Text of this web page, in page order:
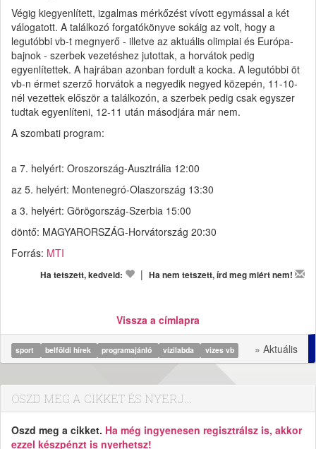
Végig kiegyenlített, izgalmas mérkőzést vívott egymással a két
válogatott. A találkozó forgatókönyve sokáig az volt, hogy a
legutóbbi vb-t megnyerő - illetve az aktuális olimpiai és Európa-
bajnok - szerbek vezetéshez jutottak, a horvátok pedig
egyenlítettek. A hajrában azonban fordult a kocka. A legutóbbi öt
vb-n érmet szerző horvátok a negyedik negyed közepén, 11-10-
nél vezettek először a találkozón, a szerbek pedig csak egyszer
tudtak egyenlíteni, 12-11 után másodjára már nem.
A szombati program:
a 7. helyért: Oroszország-Ausztrália 12:00
az 5. helyért: Montenegró-Olaszország 13:30
a 3. helyért: Görögország-Szerbia 15:00
döntő: MAGYARORSZÁG-Horvátország 20:30
Forrás: MTI
Ha tetszett, kedveld: | Ha nem tetszett, írd meg miért nem!
Vissza a címlapra
sport belföldi hírek programajánló vízilabda vizes vb » Aktuális
OSZD MEG A CIKKET ÉS NYERJ...
Oszd meg a cikket. Ha még ingyenesen regisztrálsz is, akkor
ezzel készpénzt is nyerhetsz!